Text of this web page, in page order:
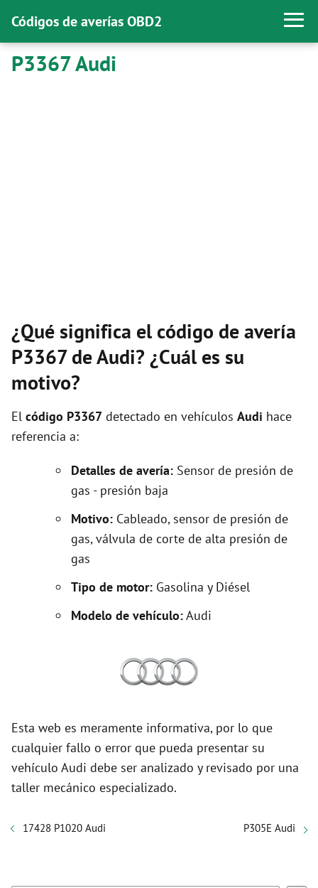
Códigos de averías OBD2
P3367 Audi
¿Qué significa el código de avería
P3367 de Audi? ¿Cuál es su
motivo?
El código P3367 detectado en vehículos Audi hace
referencia a:
Detalles de avería: Sensor de presión de
gas - presión baja
Motivo: Cableado, sensor de presión de
gas, válvula de corte de alta presión de
gas
Tipo de motor: Gasolina y Diésel
Modelo de vehículo:Audi
Esta web es meramente informativa, por lo que
cualquier fallo o error que pueda presentar su
vehículo Audi debe ser analizado y revisado por una
taller mecánico especializado.
17428 P1020 Audi P305E Audi